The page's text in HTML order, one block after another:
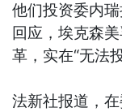
他们投资委内
回应，埃克森
革，实在“无法
法新社报道，